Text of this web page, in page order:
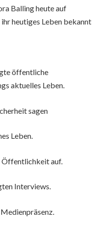
Balling heute auf
heutiges Leben bekannt
öffentliche
aktuelles Leben.
sagen
Leben.
Öffentlichkeit auf.
Interviews.